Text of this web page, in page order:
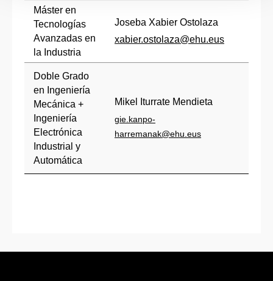
Máster en
Tecnologías
Avanzadas en
la Industria
Joseba Xabier Ostolaza
xabier.ostolaza@ehu.eus
Doble Grado
en Ingeniería
Mecánica +
Ingeniería
Electrónica
Industrial y
Automática
Mikel Iturrate Mendieta
gie.kanpo-
harremanak@ehu.eus